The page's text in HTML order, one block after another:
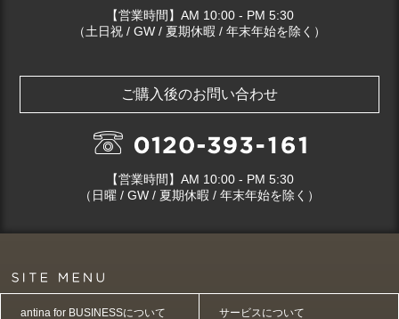
【営業時間】AM 10:00 - PM 5:30
（土日祝 / GW / 夏期休暇 / 年末年始を除く）
ご購入後のお問い合わせ
【営業時間】AM 10:00 - PM 5:30
（日曜 / GW / 夏期休暇 / 年末年始を除く）
antina for BUSINESSについて サービスについて